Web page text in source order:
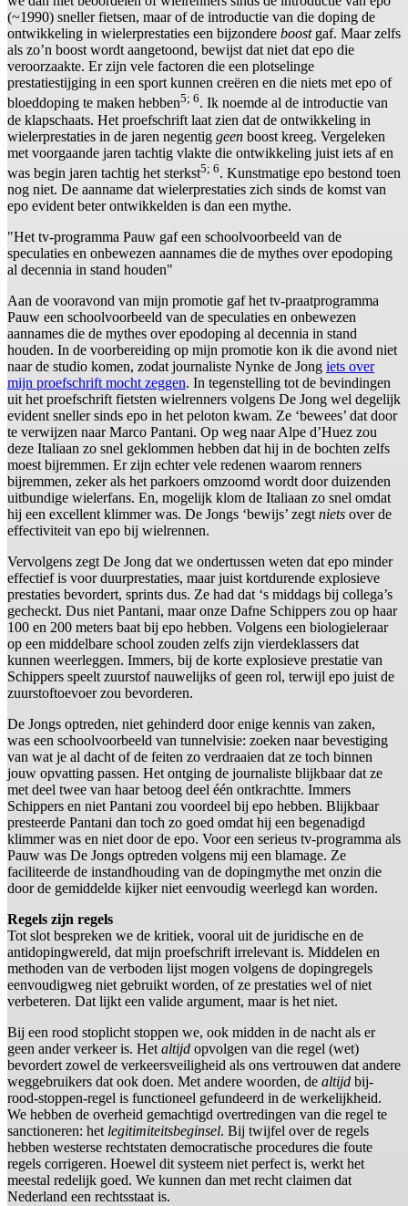
(~1990) sneller fietsen, maar of de introductie van die doping de
ontwikkeling in wielerprestaties een bijzondere boostgaf. Maar zelfs
als zo’n boost wordt aangetoond, bewijst dat niet dat epo die
veroorzaakte. Er zijn vele factoren die een plotselinge
prestatiestijging in een sport kunnen creëren en die niets met epo of
bloeddoping te maken hebben5; 6. Ik noemde al de introductie van
de klapschaats. Het proefschrift laat zien dat de ontwikkeling in
wielerprestaties in de jaren negentig geen boost kreeg. Vergeleken
met voorgaande jaren tachtig vlakte die ontwikkeling juist iets af en
was begin jaren tachtig het sterkst5; 6. Kunstmatige epo bestond toen
nog niet. De aanname dat wielerprestaties zich sinds de komst van
epo evident beter ontwikkelden is dan een mythe.
"Het tv-programma Pauw gaf een schoolvoorbeeld van de
speculaties en onbewezen aannames die de mythes over epodoping
al decennia in stand houden"
Aan de vooravond van mijn promotie gaf het tv-praatprogramma
Pauw een schoolvoorbeeld van de speculaties en onbewezen
aannames die de mythes over epodoping al decennia in stand
houden. In de voorbereiding op mijn promotie kon ik die avond niet
naar de studio komen, zodat journaliste Nynke de Jong iets over
mijn proefschrift mocht zeggen. In tegenstelling tot de bevindingen
uit het proefschrift fietsten wielrenners volgens De Jong wel degelijk
evident sneller sinds epo in het peloton kwam. Ze ‘bewees’ dat door
te verwijzen naar Marco Pantani. Op weg naar Alpe d’Huez zou
deze Italiaan zo snel geklommen hebben dat hij in de bochten zelfs
moest bijremmen. Er zijn echter vele redenen waarom renners
bijremmen, zeker als het parkoers omzoomd wordt door duizenden
uitbundige wielerfans. En, mogelijk klom de Italiaan zo snel omdat
hij een excellent klimmer was. De Jongs ‘bewijs’ zegt niets over de
effectiviteit van epo bij wielrennen.
Vervolgens zegt De Jong dat we ondertussen weten dat epo minder
effectief is voor duurprestaties, maar juist kortdurende explosieve
prestaties bevordert, sprints dus. Ze had dat ‘s middags bij collega’s
gecheckt. Dus niet Pantani, maar onze Dafne Schippers zou op haar
100 en 200 meters baat bij epo hebben. Volgens een biologieleraar
op een middelbare school zouden zelfs zijn vierdeklassers dat
kunnen weerleggen. Immers, bij de korte explosieve prestatie van
Schippers speelt zuurstof nauwelijks of geen rol, terwijl epo juist de
zuurstoftoevoer zou bevorderen.
De Jongs optreden, niet gehinderd door enige kennis van zaken,
was een schoolvoorbeeld van tunnelvisie: zoeken naar bevestiging
van wat je al dacht of de feiten zo verdraaien dat ze toch binnen
jouw opvatting passen. Het ontging de journaliste blijkbaar dat ze
met deel twee van haar betoog deel één ontkrachtte. Immers
Schippers en niet Pantani zou voordeel bij epo hebben. Blijkbaar
presteerde Pantani dan toch zo goed omdat hij een begenadigd
klimmer was en niet door de epo. Voor een serieus tv-programma als
Pauw was De Jongs optreden volgens mij een blamage. Ze
faciliteerde de instandhouding van de dopingmythe met onzin die
door de gemiddelde kijker niet eenvoudig weerlegd kan worden.
Regels zijn regels
Tot slot bespreken we de kritiek, vooral uit de juridische en de
antidopingwereld, dat mijn proefschrift irrelevant is. Middelen en
methoden van de verboden lijst mogen volgens de dopingregels
eenvoudigweg niet gebruikt worden, of ze prestaties wel of niet
verbeteren. Dat lijkt een valide argument, maar is het niet.
Bij een rood stoplicht stoppen we, ook midden in de nacht als er
geen ander verkeer is. Het altijd opvolgen van die regel (wet)
bevordert zowel de verkeersveiligheid als ons vertrouwen dat andere
weggebruikers dat ook doen. Met andere woorden, de altijd bij-
rood-stoppen-regel is functioneel gefundeerd in de werkelijkheid.
We hebben de overheid gemachtigd overtredingen van die regel te
sanctioneren: het legitimiteitsbeginsel. Bij twijfel over de regels
hebben westerse rechtstaten democratische procedures die foute
regels corrigeren. Hoewel dit systeem niet perfect is, werkt het
meestal redelijk goed. We kunnen dan met recht claimen dat
Nederland een rechtsstaat is.